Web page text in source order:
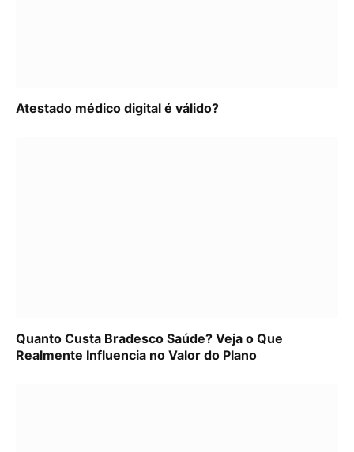
Atestado médico digital é válido?
Quanto Custa Bradesco Saúde? Veja o Que
Realmente Influencia no Valor do Plano